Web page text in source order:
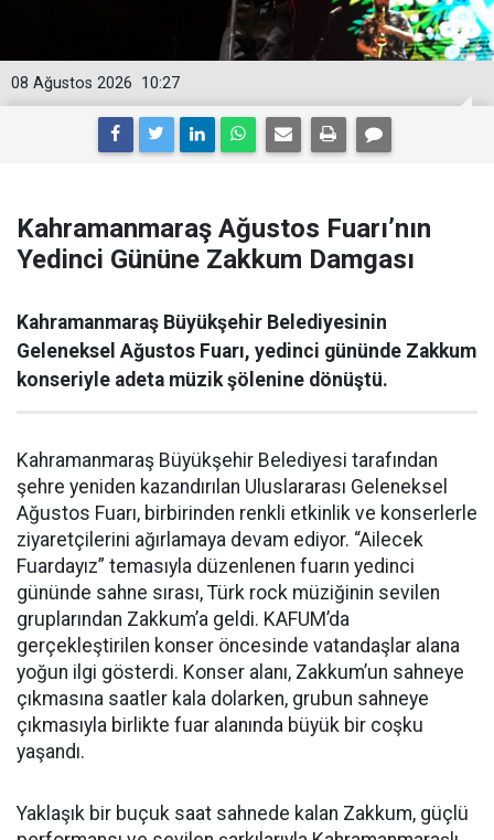
10:27
08 Ağustos 2026
Kahramanmaraş Ağustos Fuarı’nın
Yedinci Gününe Zakkum Damgası
Kahramanmaraş Büyükşehir Belediyesinin
Geleneksel Ağustos Fuarı, yedinci gününde Zakkum
konseriyle adeta müzik şölenine dönüştü.
Kahramanmaraş Büyükşehir Belediyesi tarafından
şehre yeniden kazandırılan Uluslararası Geleneksel
Ağustos Fuarı, birbirinden renkli etkinlik ve konserlerle
ziyaretçilerini ağırlamaya devam ediyor. “Ailecek
Fuardayız” temasıyla düzenlenen fuarın yedinci
gününde sahne sırası, Türk rock müziğinin sevilen
gruplarından Zakkum’a geldi. KAFUM’da
gerçekleştirilen konser öncesinde vatandaşlar alana
yoğun ilgi gösterdi. Konser alanı, Zakkum’un sahneye
çıkmasına saatler kala dolarken, grubun sahneye
çıkmasıyla birlikte fuar alanında büyük bir coşku
yaşandı.
Yaklaşık bir buçuk saat sahnede kalan Zakkum, güçlü